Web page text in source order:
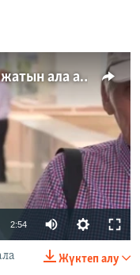
Астаналық үлескерлер үй құжатын ала алмай жүр
available
2:54
Жүктеп алу